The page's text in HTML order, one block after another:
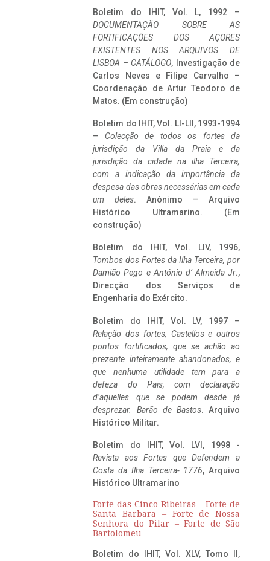
Boletim do IHIT, Vol. L, 1992 –
DOCUMENTAÇÃO SOBRE AS
FORTIFICAÇÕES DOS AÇORES
EXISTENTES NOS ARQUIVOS DE
LISBOA – CATÁLOGO, Investigação de
Carlos Neves e Filipe Carvalho –
Coordenação de Artur Teodoro de
Matos. (Em construção)
Boletim do IHIT, Vol. LI-LII, 1993-1994
– Colecção de todos os fortes da
jurisdição da Villa da Praia e da
jurisdição da cidade na ilha Terceira,
com a indicação da importância da
despesa das obras necessárias em cada
um deles. Anónimo – Arquivo
Histórico Ultramarino. (Em
construção)
Boletim do IHIT, Vol. LIV, 1996,
Tombos dos Fortes da Ilha Terceira, por
Damião Pego e António d’ Almeida Jr.,
Direcção dos Serviços de
Engenharia do Exército.
Boletim do IHIT, Vol. LV, 1997 –
Relação dos fortes, Castellos e outros
pontos fortificados, que se achão ao
prezente inteiramente abandonados, e
que nenhuma utilidade tem para a
defeza do Pais, com declaração
d’aquelles que se podem desde já
desprezar. Barão de Bastos. Arquivo
Histórico Militar.
Boletim do IHIT, Vol. LVI, 1998 -
Revista aos Fortes que Defendem a
Costa da Ilha Terceira- 1776, Arquivo
Histórico Ultramarino
Forte das Cinco Ribeiras – Forte de
Santa Barbara – Forte de Nossa
Senhora do Pilar – Forte de São
Bartolomeu
Boletim do IHIT, Vol. XLV, Tomo II,